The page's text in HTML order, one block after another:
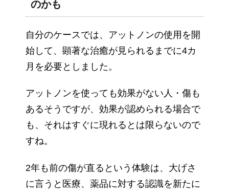
のかも
自分のケースでは、アットノンの使用を開
始して、顕著な治癒が見られるまでに4カ
月を必要としました。
アットノンを使っても効果がない人・傷も
あるそうですが、効果が認められる場合で
も、それはすぐに現れるとは限らないので
すね。
2年も前の傷が直るという体験は、大げさ
に言うと医療、薬品に対する認識を新たに